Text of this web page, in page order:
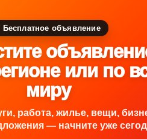
Бесплатное объявление
или по
миру
работа, жилье, вещи,
— начните уже